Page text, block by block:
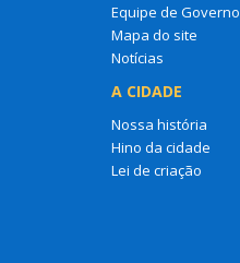
Equipe de Governo
Mapa do site
Notícias
A CIDADE
Nossa história
Hino da cidade
Lei de criação